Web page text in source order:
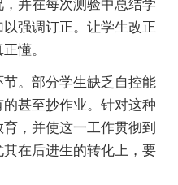
并在每次测验中总结学
强调订正。让学生改正
懂。
。部分学生缺乏自控能
甚至抄作业。针对这种
，并使这一工作贯彻到
在后进生的转化上，要